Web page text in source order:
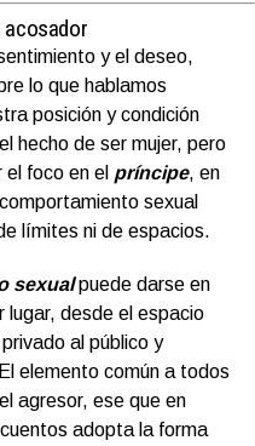
acosador
y el deseo,
lo que hablamos
posición y condición
hecho de ser mujer, pero
foco en el príncipe, en
sexual
límites ni de espacios.
sexualpuede darse en
lugar, desde el espacio
al público y
elemento común a todos
agresor, ese que en
adopta la forma